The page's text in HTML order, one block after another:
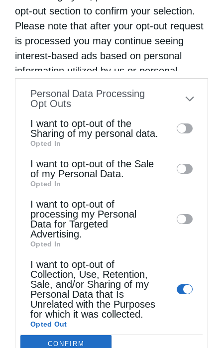
opt-out section to confirm your selection.
Please note that after your opt-out request
is processed you may continue seeing
interest-based ads based on personal
information utilized by us or personal
to your opt-out. You may separately opt-out
information by third parties on the IAB’s list
of downstream participants. This
information may also be disclosed by us to
third parties on theIAB’s List of
Downstream Participants
disclose it to other third parties.
Personal Data Processing
Opt Outs
I want to opt-out of the
Sharing of my personal data.
Opted In
I want to opt-out of the Sale
of my Personal Data.
Opted In
I want to opt-out of
processing my Personal
Data for Targeted
Advertising.
Opted In
I want to opt-out of
Collection, Use, Retention,
Sale, and/or Sharing of my
Personal Data that Is
Unrelated with the Purposes
for which it was collected.
Opted Out
CONFIRM
Ξεκίνησαν οι Παρακλήσεις στην Κυρία Θεοτόκο
(Βίντεο)
Περί των Αγίων Αγγέλων και των Ουρανίων
Να “θηλάζεις” από τη Χάρη της Κυρίας
Θεοτόκου...